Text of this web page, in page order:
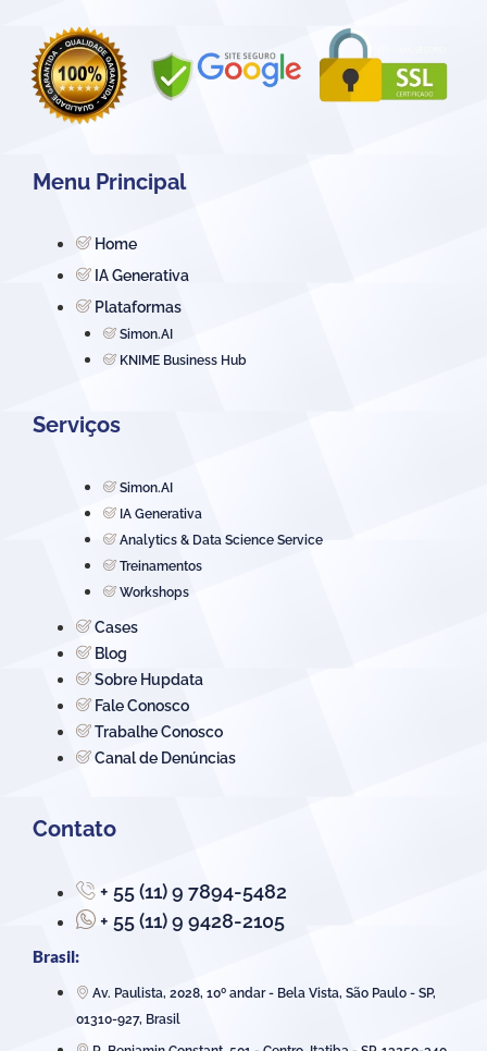
Menu Principal
Home
IA Generativa
Plataformas
Simon.AI
KNIME Business Hub
Serviços
Simon.AI
IA Generativa
Analytics & Data Science Service
Treinamentos
Workshops
Cases
Blog
Sobre Hupdata
Fale Conosco
Trabalhe Conosco
Canal de Denúncias
Contato
+ 55 (11) 9 7894-5482
+ 55 (11) 9 9428-2105
Brasil:
Av. Paulista, 2028, 10º andar - Bela Vista, São Paulo - SP,
01310-927, Brasil